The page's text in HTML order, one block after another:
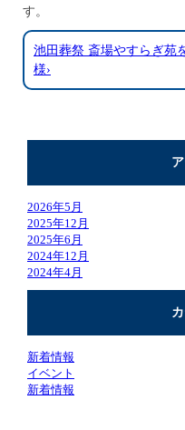
す。
池田葬祭 斎場やすらぎ苑
様›
2026年5月
2025年12月
2025年6月
2024年12月
2024年4月
新着情報
イベント
新着情報